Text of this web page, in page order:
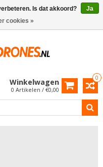
0
Winkelwagen
0 Artikelen / €0,00
Is dat akkoord?
Ja
cookies »